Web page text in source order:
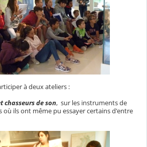
à deux ateliers :
chasseurs de son, sur les instruments de
ils ont même pu essayer certains d'entre